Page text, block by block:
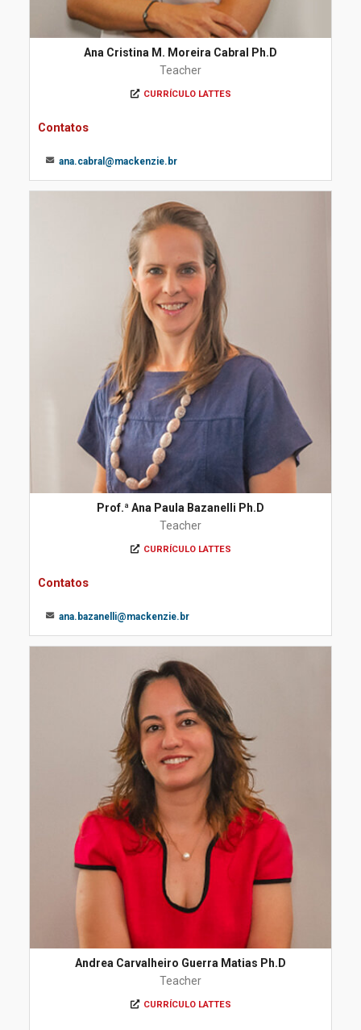
Ana Cristina M. Moreira Cabral Ph.D
Teacher
CURRÍCULO LATTES
Contatos
ana.cabral@mackenzie.br
Prof.ª Ana Paula Bazanelli Ph.D
Teacher
CURRÍCULO LATTES
Contatos
ana.bazanelli@mackenzie.br
Andrea Carvalheiro Guerra Matias Ph.D
Teacher
CURRÍCULO LATTES